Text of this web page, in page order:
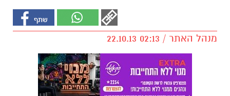
מנהל האתר / 02:13 22.10.13